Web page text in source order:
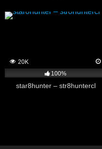
20K
100%
star8hunter – str8huntercl